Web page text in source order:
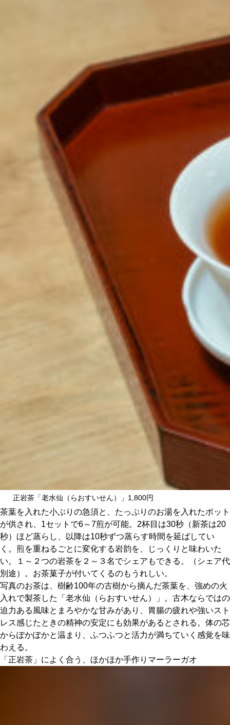
正岩茶「老水仙（らおすいせん）」1,800円
茶葉を入れた小ぶりの急須と、たっぷりのお湯を入れたポット
が供され、1セットで6～7煎が可能。2杯目は30秒（新茶は20
秒）ほど蒸らし、以降は10秒ずつ蒸らす時間を延ばしてい
く。煎を重ねるごとに変化する岩韵を、じっくりと味わいた
い。１～２つの岩茶を２～３名でシェアもできる。（シェア代
別途）。お茶菓子が付いてくるのもうれしい。
写真のお茶は、樹齢100年の古樹から摘んだ茶葉を、強めの火
入れで製茶した「老水仙（らおすいせん）」。古木ならではの
迫力ある風味とまろやかな甘みがあり、胃腸の疲れや強いスト
レス感じたときの精神の安定にも効果があるとされる。体の芯
からぽかぽかと温まり、ふつふつと活力が満ちていく感覚を味
わえる。
「正岩茶」によく合う、ほかほか手作りマーラーガオ